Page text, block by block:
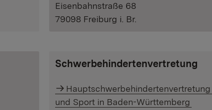
Eisenbahnstraße 68
79098 Freiburg i. Br.
Schwerbehindertenvertretung
und Sport in Baden-Württemberg